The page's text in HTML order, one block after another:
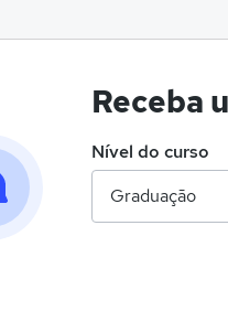
Receba
Nível do curso